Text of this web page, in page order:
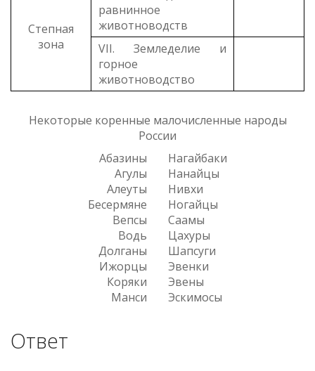
Степная
зона
равнинное
животноводств
VII. Земледелие и
горное
животноводство
Некоторые коренные малочисленные народы
России
Абазины
Агулы
Алеуты
Бесермяне
Вепсы
Водь
Долганы
Ижорцы
Коряки
Манси
Нагайбаки
Нанайцы
Нивхи
Ногайцы
Саамы
Цахуры
Шапсуги
Эвенки
Эвены
Эскимосы
Ответ